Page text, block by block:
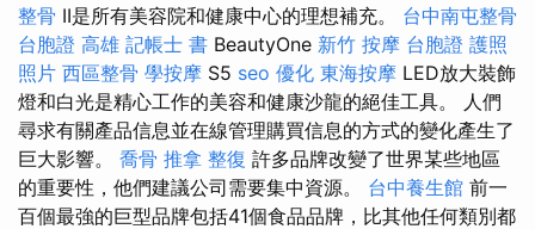
整骨 II是所有美容院和健康中心的理想補充。 台中南屯整骨
台胞證 高雄 記帳士 書 BeautyOne 新竹 按摩 台胞證 護照
照片 西區整骨 學按摩 S5 seo 優化 東海按摩 LED放大裝飾
燈和白光是精心工作的美容和健康沙龍的絕佳工具。 人們
尋求有關產品信息並在線管理購買信息的方式的變化產生了
巨大影響。 喬骨 推拿 整復 許多品牌改變了世界某些地區
的重要性，他們建議公司需要集中資源。 台中養生館 前一
百個最強的巨型品牌包括41個食品品牌，比其他任何類別都